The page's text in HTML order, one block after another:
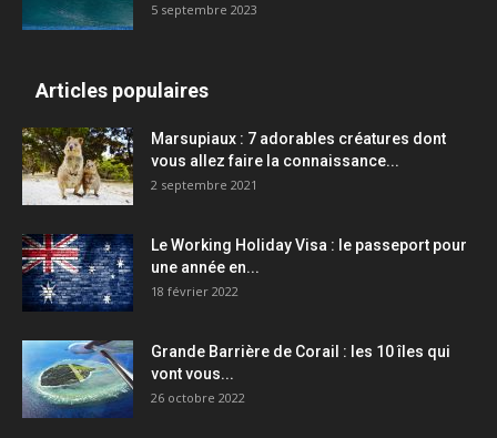
5 septembre 2023
Articles populaires
Marsupiaux : 7 adorables créatures dont
vous allez faire la connaissance...
2 septembre 2021
Le Working Holiday Visa : le passeport pour
une année en...
18 février 2022
Grande Barrière de Corail : les 10 îles qui
vont vous...
26 octobre 2022